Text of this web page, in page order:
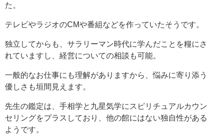
た。
テレビやラジオのCMや番組などを作っていたそうです。
独立してからも、サラリーマン時代に学んだことを糧にさ
れていますし、経営についての相談も可能。
一般的なお仕事にも理解がありますから、悩みに寄り添う
優しさも垣間見えます。
先生の鑑定は、手相学と九星気学にスピリチュアルカウン
セリングをプラスしており、他の館にはない独自性がある
ようです。